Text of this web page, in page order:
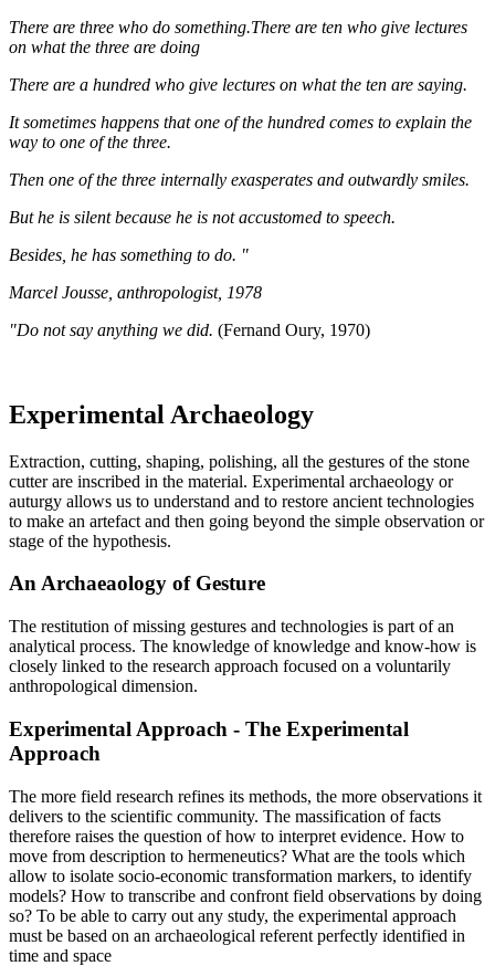
There are three who do something.There are ten who give lectures
on what the three are doing
There are a hundred who give lectures on what the ten are saying.
It sometimes happens that one of the hundred comes to explain the
way to one of the three.
Then one of the three internally exasperates and outwardly smiles.
But he is silent because he is not accustomed to speech.
Besides, he has something to do. "
Marcel Jousse, anthropologist, 1978
"Do not say anything we did. (Fernand Oury, 1970)
Experimental Archaeology
Extraction, cutting, shaping, polishing, all the gestures of the stone
cutter are inscribed in the material. Experimental archaeology or
auturgy allows us to understand and to restore ancient technologies
to make an artefact and then going beyond the simple observation or
stage of the hypothesis.
An Archaeaology of Gesture
The restitution of missing gestures and technologies is part of an
analytical process. The knowledge of knowledge and know-how is
closely linked to the research approach focused on a voluntarily
anthropological dimension.
Experimental Approach - The Experimental
Approach
The more field research refines its methods, the more observations it
delivers to the scientific community. The massification of facts
therefore raises the question of how to interpret evidence. How to
move from description to hermeneutics? What are the tools which
allow to isolate socio-economic transformation markers, to identify
models? How to transcribe and confront field observations by doing
so? To be able to carry out any study, the experimental approach
must be based on an archaeological referent perfectly identified in
time and space